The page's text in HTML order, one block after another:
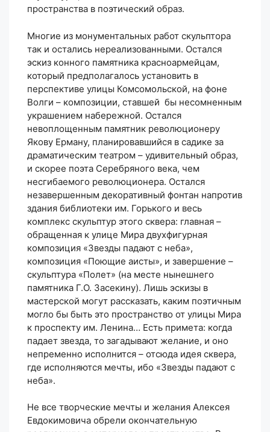
пространства в поэтический образ.
Многие из монументальных работ скульптора
так и остались нереализованными. Остался
эскиз конного памятника красноармейцам,
который предполагалось установить в
перспективе улицы Комсомольской, на фоне
Волги – композиции, ставшей бы несомненным
украшением набережной. Остался
невоплощенным памятник революционеру
Якову Ерману, планировавшийся в садике за
драматическим театром – удивительный образ,
и скорее поэта Серебряного века, чем
несгибаемого революционера. Остался
незавершенным декоративный фонтан напротив
здания библиотеки им. Горького и весь
комплекс скульптур этого сквера: главная –
обращенная к улице Мира двухфигурная
композиция «Звезды падают с неба»,
композиция «Поющие аисты», и завершение –
скульптура «Полет» (на месте нынешнего
памятника Г.О. Засекину). Лишь эскизы в
мастерской могут рассказать, каким поэтичным
могло бы быть это пространство от улицы Мира
к проспекту им. Ленина… Есть примета: когда
падает звезда, то загадывают желание, и оно
непременно исполнится – отсюда идея сквера,
где исполняются мечты, ибо «Звезды падают с
неба».
Не все творческие мечты и желания Алексея
Евдокимовича обрели окончательную